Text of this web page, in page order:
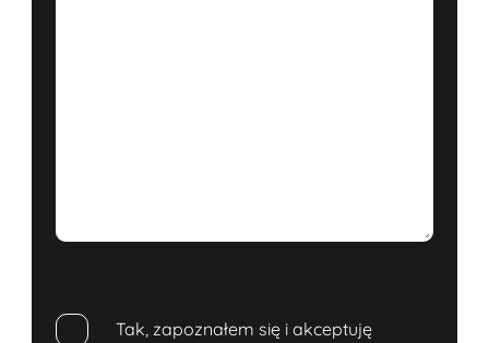
Tak, zapoznałem się i akceptuję